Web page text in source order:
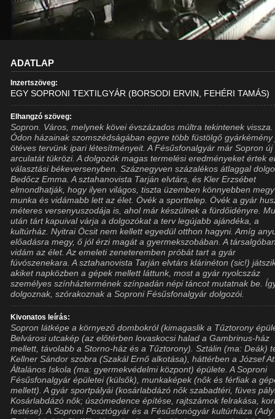
ADATLAP
Inzertszöveg:
EGY SOPRONI TEXTILGYÁR (BORSODI ERVIN, FEHÉRI TAMÁS)
Elhangzó szöveg:
Sopron. Város, melynek kövei évszázados múltra tekintenek vissza.
Ódon házainak szomszédságában egyre több füstölgő gyárkémény
ötéves tervünk ipari létesítményeit. A Fésűsfonalgyár már Sopron új
arculatát tükrözi. A dolgozók magas termelési eredményeket értek
választási békeversenyben. Száznegyven százalékos átlaggal
Bedőcz Emma. A sztahanovista Tarján elvtárs, és Kler Erzsébet
elmondhatják, hogy ilyen világos, tiszta üzemben könnyebben
munka és vidámabb lett az élet. Övék a sporttelep. Övék a gyár
méteres versenyuszodája is, ahol már készülnek a fürdőidényre.
után tárt kapuival várja a dolgozókat a terv legújabb ajándéka, a
kultúrház. Nyitrai Öcsit nem kellett egyedül otthon hagyni. Amíg
előadásra megy, ő jól érzi magát a gyermekszobában. A
vidám az élet. Az emeleti zeneteremben próbát tart a gyár
fúvószenekara. A sztahanovista Tarján elvtárs klárinéton (sic!)
akiket napközben a gépek mellett láttunk, most a gyár nyolcszáz
személyes színháztermének színpadán népi táncot mutatnak be.
dolgoznak, szórakoznak a Soproni Fésűsfonalgyár dolgozói.
Kivonatos leírás:
Sopron látképe a környező dombokról (kimagaslik a Tűztorony
Belvárosi utcakép (az előtérben lovaskocsi halad a Gambrinus-ház
mellett, távolabb a Storno-ház és a Tűztorony). Sztálin (ma: Deák)
Kellner Sándor szobra (Szakál Ernő alkotása), háttérben a József
Általános Iskola (ma: gyermekvédelmi központ) épülete. A Soproni
Fésűsfonalgyár épületei (külsők), munkaképek (nők és férfiak a
mellett). A gyár sportpályái (kosárlabdázó nők szabadtéri, füves
Kosárlabdázó nők; úszómedence építése, rajtszámok felrakása,
festése). A Soproni Posztógyár és a Fésűsfonógyár kultúrháza (Ady